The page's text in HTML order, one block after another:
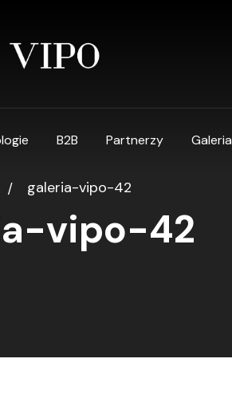
B2B Partnerzy Galeria
galeria-vipo-42
vipo-42